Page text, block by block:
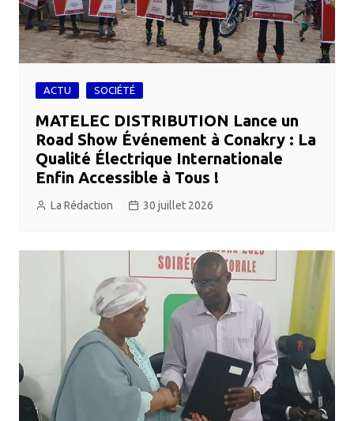
ACTU SOCIÉTÉ
MATELEC DISTRIBUTION Lance un
Road Show Événement à Conakry : La
Qualité Électrique Internationale
Enfin Accessible à Tous !
La Rédaction 30 juillet 2026